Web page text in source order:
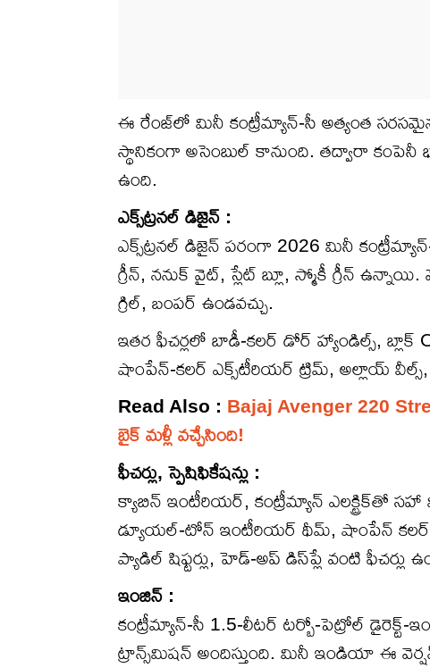
ఈ రేంజ్‌లో మినీ కంట్రీమ్యాన్-సీ అత్యంత
స్థానికంగా అసెంబుల్ కానుంది. తద్వారా
ఉంది.
ఎక్స్‌ట్రనల్ డిజైన్ :
ఎక్స్‌ట్రనల్ డిజైన్ పరంగా 2026 మినీ
గ్రీన్, ననుక్ వైట్, స్లేట్ బ్లూ, స్మోకీ గ్రీన్
గ్రిల్, బంపర్ ఉండవచ్చు.
ఇతర ఫీచర్లలో బాడీ-కలర్ డోర్ హ్యాండిల్స్, బ్లాక్
షాంపేన్-కలర్ ఎక్స్‌టీరియర్ ట్రిమ్, అల్లాయ్
Read Also : Bajaj Avenger 220
బైక్ మళ్లీ వచ్చేసింది!
ఫీచర్లు, స్పెషిఫికేషన్లు :
క్యాబిన్ ఇంటీరియర్, కంట్రీమ్యాన్ ఎలక్ట్రిక్‌తో
డ్యూయల్-టోన్ ఇంటీరియర్ థీమ్, షాంపేన్ కలర్
ప్యాడిల్ షిఫ్టర్లు, హెడ్-అప్ డిస్‌ప్లే వంటి ఫీచర్లు
ఇంజిన్ :
కంట్రీమ్యాన్-సీ 1.5-లీటర్ టర్బో-పెట్రోల్ డైరెక్ట్-
ట్రాన్స్‌మిషన్ అందిస్తుంది. మినీ ఇండియా ఈ